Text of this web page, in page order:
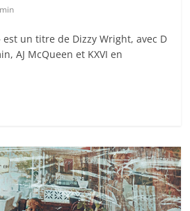
est un titre de Dizzy Wright, avec D
AJ McQueen et KXVI en